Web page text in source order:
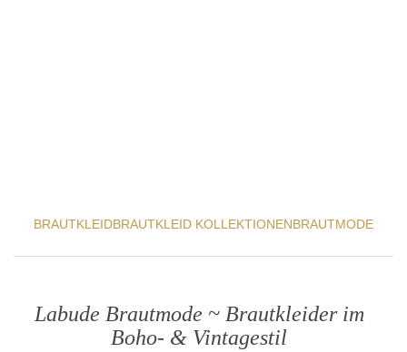
BRAUTKLEIDBRAUTKLEID KOLLEKTIONENBRAUTMODE
Labude Brautmode ~ Brautkleider im
Boho- & Vintagestil